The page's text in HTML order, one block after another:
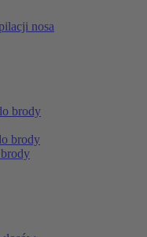
nosa
brody
brody